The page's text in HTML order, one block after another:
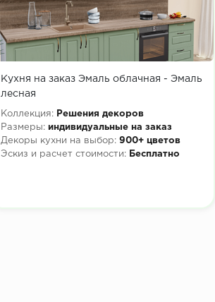
Кухня на заказ Эмаль облачная - Эмаль
лесная
Коллекция:
Решения декоров
Размеры: индивидуальные на заказ
Декоры кухни на выбор: 900+ цветов
Эскиз и расчет стоимости:
Бесплатно